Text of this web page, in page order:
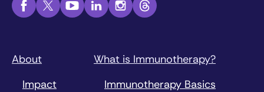
About
Impact
What is Immunotherapy?
Immunotherapy Basics